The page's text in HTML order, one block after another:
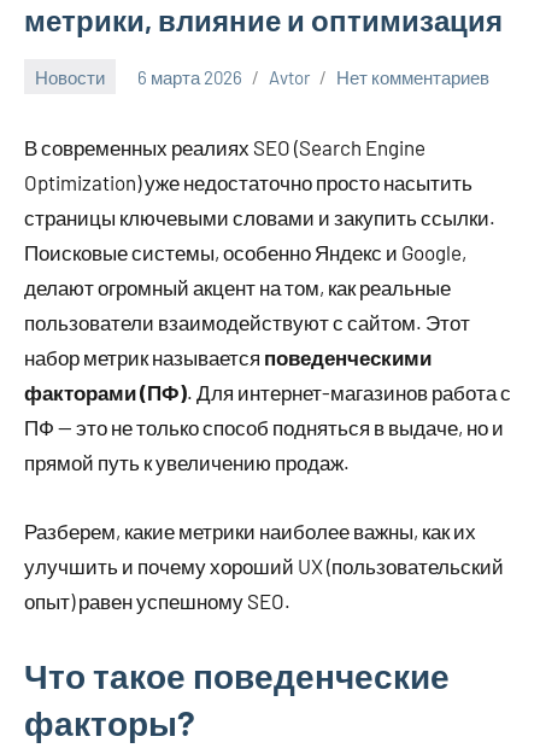
метрики, влияние и оптимизация
Новости 6 марта 2026 Avtor Нет комментариев
В современных реалиях SEO (Search Engine
Optimization) уже недостаточно просто насытить
страницы ключевыми словами и закупить ссылки.
Поисковые системы, особенно Яндекс и Google,
делают огромный акцент на том, как реальные
пользователи взаимодействуют с сайтом. Этот
набор метрик называется поведенческими
факторами (ПФ). Для интернет-магазинов работа с
ПФ — это не только способ подняться в выдаче, но и
прямой путь к увеличению продаж.
Разберем, какие метрики наиболее важны, как их
улучшить и почему хороший UX (пользовательский
опыт) равен успешному SEO.
Что такое поведенческие
факторы?